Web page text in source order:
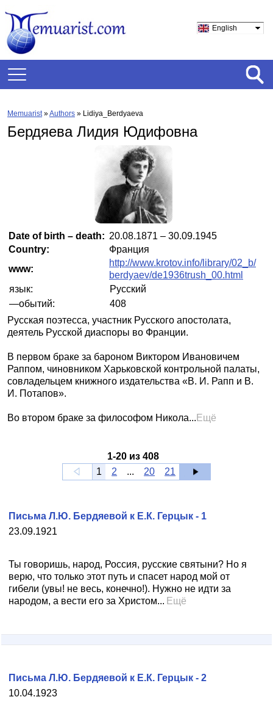
English
Memuarist»Authors » Lidiya_Berdyaeva
Бердяева Лидия Юдифовна
Date of birth – death: 20.08.1871 – 30.09.1945
Country:
Франция
www:
http://www.krotov.info/library/02_b/
berdyaev/de1936trush_00.html
язык:
Русский
—обытий:
408
Русская поэтесса, участник Русского апостолата,
деятель Русской диаспоры во Франции.
В первом браке за бароном Виктором Ивановичем
Раппом, чиновником Харьковской контрольной палаты,
совладельцем книжного издательства «В. И. Рапп и В.
И. Потапов».
Во втором браке за философом Никола... Ещё
1-20 из408
1
2 ... 20 21
23.09.1921
Письма Л.Ю. Бердяевой к Е.К. Герцык - 1
Ты говоришь, народ, Россия, русские святыни? Но я
верю, что только этот путь и спасет народ мой от
гибели (увы! не весь, конечно!). Нужно не идти за
народом, а вести его за Христом... Ещё
10.04.1923
Письма Л.Ю. Бердяевой к Е.К. Герцык - 2